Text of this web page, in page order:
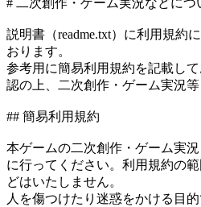
# 二次創作・ゲーム実況などにつ
説明書（readme.txt）に利用規約
おります。
参考用に簡易利用規約を記載し
認の上、二次創作・ゲーム実況等
## 簡易利用規約
本ゲームの二次創作・ゲーム実
に行ってください。利用規約の
どはいたしません。
人を傷つけたり迷惑をかける目